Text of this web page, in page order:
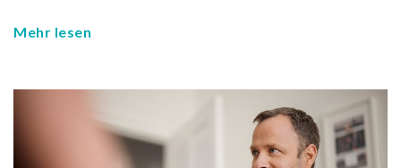
Mehr lesen